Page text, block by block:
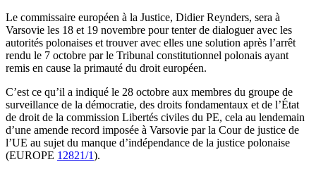
Le commissaire européen à la Justice, Didier Reynders, sera à
Varsovie les 18 et 19 novembre pour tenter de dialoguer avec les
autorités polonaises et trouver avec elles une solution après l’arrêt
rendu le 7 octobre par le Tribunal constitutionnel polonais ayant
remis en cause la primauté du droit européen.
C’est ce qu’il a indiqué le 28 octobre aux membres du groupe de
surveillance de la démocratie, des droits fondamentaux et de l’État
de droit de la commission Libertés civiles du PE, cela au lendemain
d’une amende record imposée à Varsovie par la Cour de justice de
l’UE au sujet du manque d’indépendance de la justice polonaise
(EUROPE 12821/1).